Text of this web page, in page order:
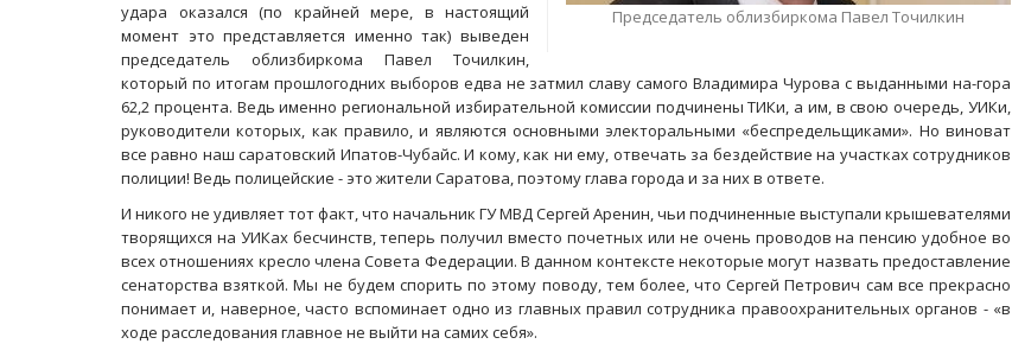
Председатель облизбиркома Павел Точилкин
удара оказался (по крайней мере, в настоящий
момент это представляется именно так) выведен
председатель облизбиркома Павел Точилкин,
который по итогам прошлогодних выборов едва не затмил славу самого Владимира Чурова с выданными на-гора
62,2 процента. Ведь именно региональной избирательной комиссии подчинены ТИКи, а им, в свою очередь, УИКи,
руководители которых, как правило, и являются основными электоральными «беспредельщиками». Но виноват
все равно наш саратовский Ипатов-Чубайс. И кому, как ни ему, отвечать за бездействие на участках сотрудников
полиции! Ведь полицейские - это жители Саратова, поэтому глава города и за них в ответе.
И никого не удивляет тот факт, что начальник ГУ МВД Сергей Аренин, чьи подчиненные выступали крышевателями
творящихся на УИКах бесчинств, теперь получил вместо почетных или не очень проводов на пенсию удобное во
всех отношениях кресло члена Совета Федерации. В данном контексте некоторые могут назвать предоставление
сенаторства взяткой. Мы не будем спорить по этому поводу, тем более, что Сергей Петрович сам все прекрасно
понимает и, наверное, часто вспоминает одно из главных правил сотрудника правоохранительных органов - «в
ходе расследования главное не выйти на самих себя».